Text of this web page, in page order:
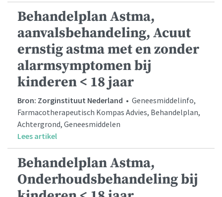
Behandelplan Astma,
aanvalsbehandeling, Acuut
ernstig astma met en zonder
alarmsymptomen bij
kinderen < 18 jaar
Bron: Zorginstituut Nederland • Geneesmiddelinfo,
Farmacotherapeutisch Kompas Advies, Behandelplan,
Achtergrond, Geneesmiddelen
Lees artikel
Behandelplan Astma,
Onderhoudsbehandeling bij